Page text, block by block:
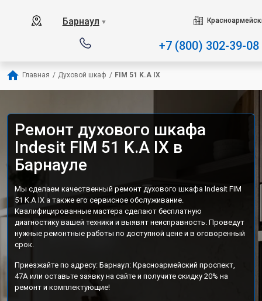
Барнаул ▼
+7 (800) 302-39-08
Главная / Духовой шкаф / FIM 51 K.A IX
Ремонт духового шкафа
Indesit FIM 51 K.A IX в
Барнауле
Мы сделаем качественный ремонт духового шкафа Indesit FIM
51 K.A IX а также его сервисное обслуживание.
Квалифицированные мастера сделают бесплатную
диагностику вашей техники и выявят неисправность. Проведут
нужные ремонтные работы по доступной цене и в оговоренный
срок.
Приезжайте по адресу: Барнаул: Красноармейский проспект,
47А или оставьте заявку на сайте и получите скидку 20% на
ремонт и комплектующие!